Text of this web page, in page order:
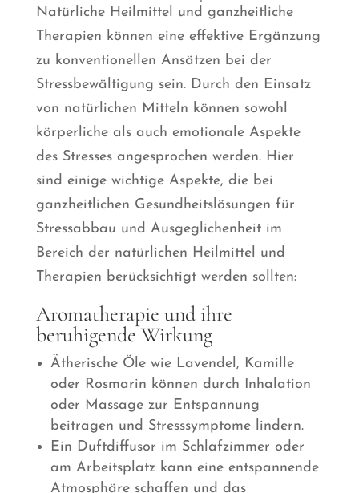
Natürliche Heilmittel und ganzheitliche
Therapien können eine effektive Ergänzung
zu konventionellen Ansätzen bei der
Stressbewältigung sein. Durch den Einsatz
von natürlichen Mitteln können sowohl
körperliche als auch emotionale Aspekte
des Stresses angesprochen werden. Hier
sind einige wichtige Aspekte, die bei
ganzheitlichen Gesundheitslösungen für
Stressabbau und Ausgeglichenheit im
Bereich der natürlichen Heilmittel und
Therapien berücksichtigt werden sollten:
Aromatherapie und ihre
beruhigende Wirkung
Ätherische Öle wie Lavendel, Kamille
oder Rosmarin können durch Inhalation
oder Massage zur Entspannung
beitragen und Stresssymptome lindern.
Ein Duftdiffusor im Schlafzimmer oder
am Arbeitsplatz kann eine entspannende
Atmosphäre schaffen und das